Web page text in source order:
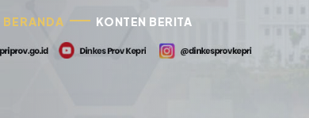
BERANDA KONTEN BERITA